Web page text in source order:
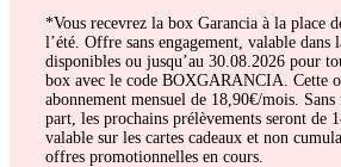
*Vous recevrez la box Garancia à la place
l’été. Offre sans engagement, valable dans
disponibles ou jusqu’au 30.08.2026 pour
box avec le code BOXGARANCIA. Cette
abonnement mensuel de 18,90€/mois.
part, les prochains prélèvements seront de
valable sur les cartes cadeaux et non
offres promotionnelles en cours.